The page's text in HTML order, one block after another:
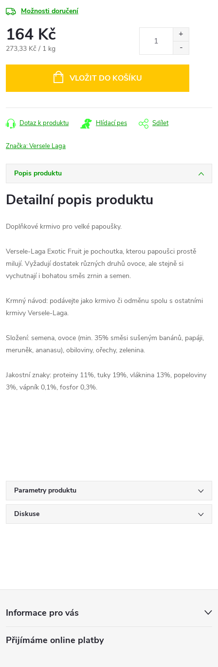
Možnosti doručení
164 Kč
Měrná
273,33 Kč / 1 kg
VLOŽIT DO KOŠÍKU
Dotaz k produktu Hlídací pes Sdílet
Značka:Versele Laga
Popis produktu
Detailní popis produktu
Doplňkové krmivo pro velké papoušky.
Versele-Laga Exotic Fruit je pochoutka, kterou papoušci prostě
milují. Vyžadují dostatek různých druhů ovoce, ale stejně si
vychutnají i bohatou směs zrnin a semen.
Krmný návod: podávejte jako krmivo či odměnu spolu s ostatními
krmivy Versele-Laga.
Složení: semena, ovoce (min. 35% směsi sušeným banánů, papáji,
meruněk, ananasu), obiloviny, ořechy, zelenina.
Jakostní znaky: proteiny 11%, tuky 19%, vláknina 13%, popeloviny
3%, vápník 0,1%, fosfor 0,3%.
Parametry produktu
Diskuse
p
Informace pro vás
Přijímáme online platby